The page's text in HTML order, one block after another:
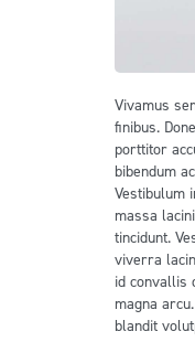
Vivamus
finibus.
porttitor
bibendum
Vestibulum
massa
tincidunt.
viverra
id convallis
magna
blandit